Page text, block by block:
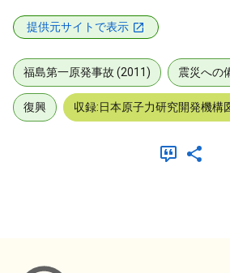
提供元サイトで表示
福島第一原発事故 (2011) 震災への
復興 収録:日本原子力研究開発機構